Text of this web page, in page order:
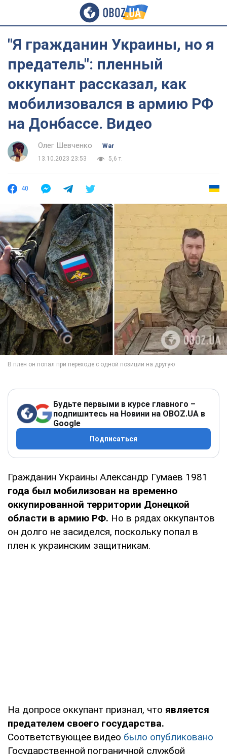
"Я гражданин Украины, но я
предатель": пленный
оккупант рассказал, как
мобилизовался в армию РФ
на Донбассе. Видео
Олег Шевченко
War
13.10.2023 23:53
5,6 т.
40
Будьте первыми в курсе главного –
подпишитесь на Новини на OBOZ.UA в
Google
Подписаться
Гражданин Украины Александр Гумаев 1981
года был мобилизован на временно
оккупированной территории Донецкой
области в армию РФ. Но в рядах оккупантов
он долго не засиделся, поскольку попал в
плен к украинским защитникам.
На допросе оккупант признал, что является
предателем своего государства.
Соответствующее видео было опубликовано
Государственной пограничной службой